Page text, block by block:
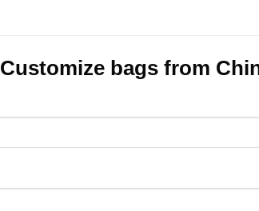
Customize bags from